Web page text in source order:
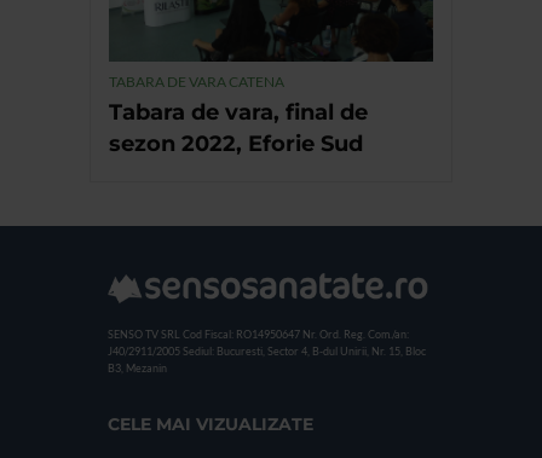
TABARA DE VARA CATENA
Tabara de vara, final de
sezon 2022, Eforie Sud
SENSO TV SRL Cod Fiscal: RO14950647 Nr. Ord. Reg. Com./an:
J40/2911/2005 Sediul: Bucuresti, Sector 4, B-dul Unirii, Nr. 15, Bloc
B3, Mezanin
CELE MAI VIZUALIZATE